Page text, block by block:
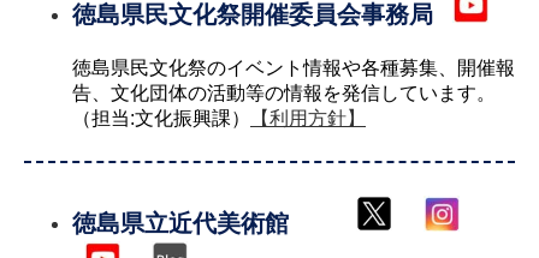
徳島県民文化祭開催委員会事務局
徳島県民文化祭のイベント情報や各種募集、開催報
告、文化団体の活動等の情報を発信しています。
（担当:文化振興課）
【利用方針】
徳島県立近代美術館